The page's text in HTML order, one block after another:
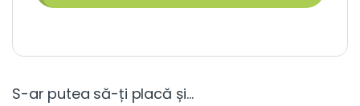
S-ar putea să-ți placă și…